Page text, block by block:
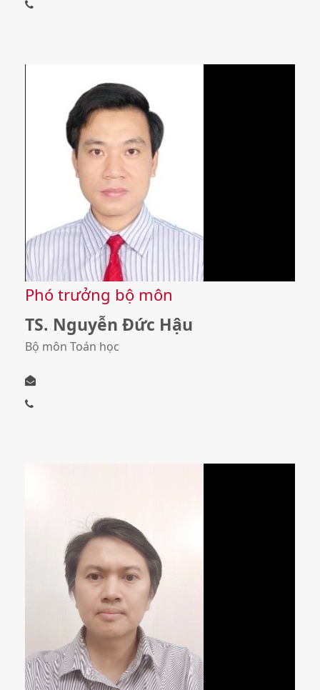
Phó trưởng bộ môn
TS. Nguyễn Đức Hậu
Bộ môn Toán học